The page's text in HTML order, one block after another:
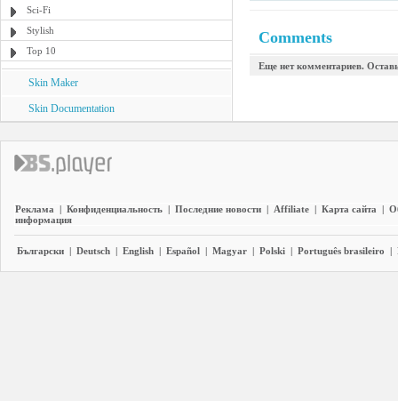
Sci-Fi
Stylish
Top 10
Skin Maker
Skin Documentation
Comments
Еще нет комментариев.
Реклама | Конфиденциальность | Последние новости | Affiliate | Карта сайта |
информация
Български | Deutsch | English | Español | Magyar | Polski | Português brasileiro |